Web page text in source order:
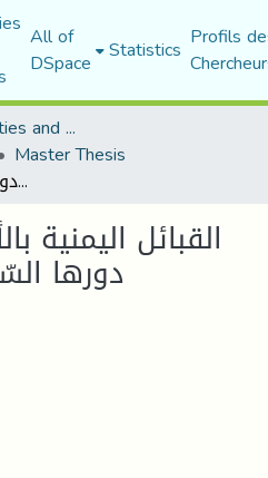
All of
DSpace Statistics Profils
Faculty of Humanities and Social Sciences
Master Thesis
القبائل اليمنية بالأندلس دراسة في دورها السّياسي والعسكري
القبائل اليمنية
دورها